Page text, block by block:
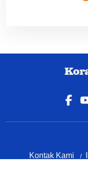
Kontak Kami